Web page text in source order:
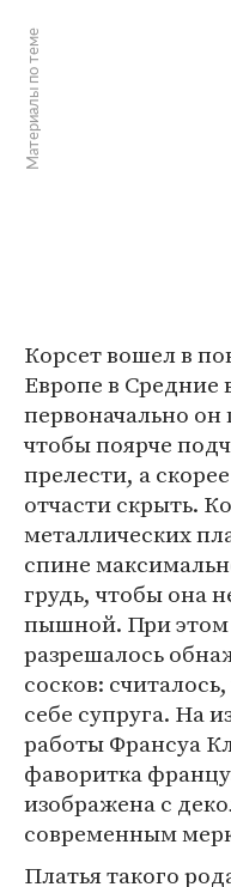
Материалы по теме
Корсет вошел в
Европе в Средние
первоначально он
чтобы поярче
прелести, а
отчасти скрыть.
металлических
спине
грудь, чтобы она
пышной. При
разрешалось
сосков:
себе супруга. На
работы Франсуа
фаворитка
изображена с
современным
Платья такого